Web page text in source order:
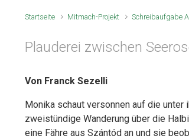
Startseite Mitmach-Projekt Schreibaufgabe
Plauderei zwischen
Von Franck Sezelli
Monika schaut versonnen auf die
zweistündige Wanderung über die
eine Fähre aus Szántód an und sie